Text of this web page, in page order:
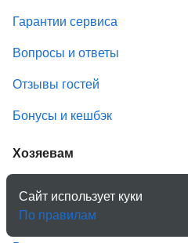
Гарантии сервиса
Вопросы и ответы
Отзывы гостей
Бонусы и кешбэк
Хозяевам
Условия размещения
Сайт использует куки
По правилам